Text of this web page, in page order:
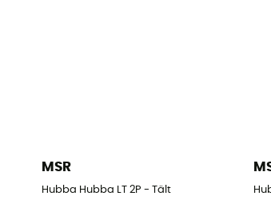
MSR
Hubba Hubba LT 2P - Tält